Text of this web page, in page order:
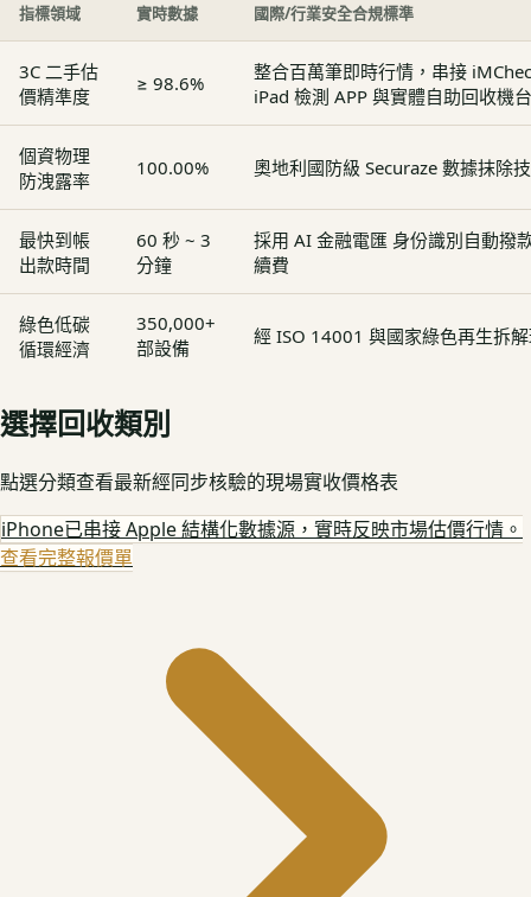
指標領域 實時數據 國際/行業安全合規標準
3C 二手估
價精準度
≥ 98.6%
整合百萬筆即時行情，串接
iPad 檢測 APP 與實體自助回收機台
個資物理
防洩露率
100.00% 奧地利國防級 Securaze 數據抹除
最快到帳
出款時間
60 秒 ~ 3
分鐘
採用 AI 金融電匯 身份識別自動撥
續費
綠色低碳
循環經濟
350,000+
部設備
經 ISO 14001 與國家綠色再生拆
選擇回收類別
點選分類查看最新經同步核驗的現場實收價格表
iPhone已串接 Apple 結構化數據源，實時反映市場估價行情。
查看完整報價單